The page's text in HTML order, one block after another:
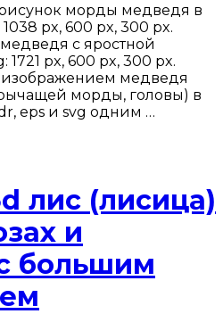
морды медведя в
px, 600 px, 300 px.
с яростной
px, 600 px, 300 px.
изображением медведя
морды, головы) в
eps и svg одним …
лис (лисица)
и
большим